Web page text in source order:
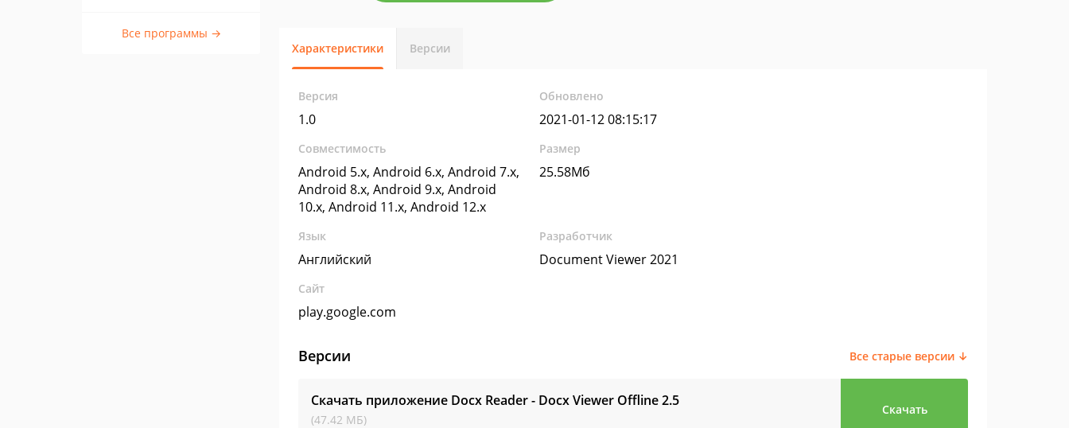
Все программы →
Характеристики Версии
Версия
1.0
Обновлено
2021-01-12 08:15:17
Совместимость
Android 5.x, Android 6.x, Android 7.x,
Android 8.x, Android 9.x, Android
10.x, Android 11.x, Android 12.x
Размер
25.58Мб
Язык
Английский
Разработчик
Document Viewer 2021
Сайт
play.google.com
Версии Все старые версии ↓
Скачать приложение Docx Reader - Docx Viewer Offline2.5
(47.42 МБ)
Скачать